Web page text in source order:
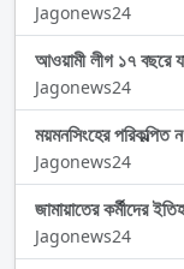
Jagonews24
আওয়ামী লীগ ১৭ বছরে
Jagonews24
ময়মনসিংহের পরিকল্পিত
Jagonews24
জামায়াতের কর্মীদের
Jagonews24